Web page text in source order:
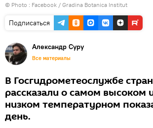
© Photo : Facebook / Gradina Botanica Institut
Подписаться
Александр Суру
Все материалы
В Госгидрометеослужбе
рассказали о самом высоком
низком температурном
день.